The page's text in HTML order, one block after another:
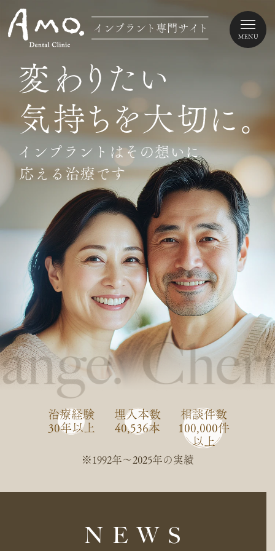
治療経験
30年以上
埋入本数
40,536本
相談件数
100,000件
以上
※1992年〜2025年の実績
NEWS